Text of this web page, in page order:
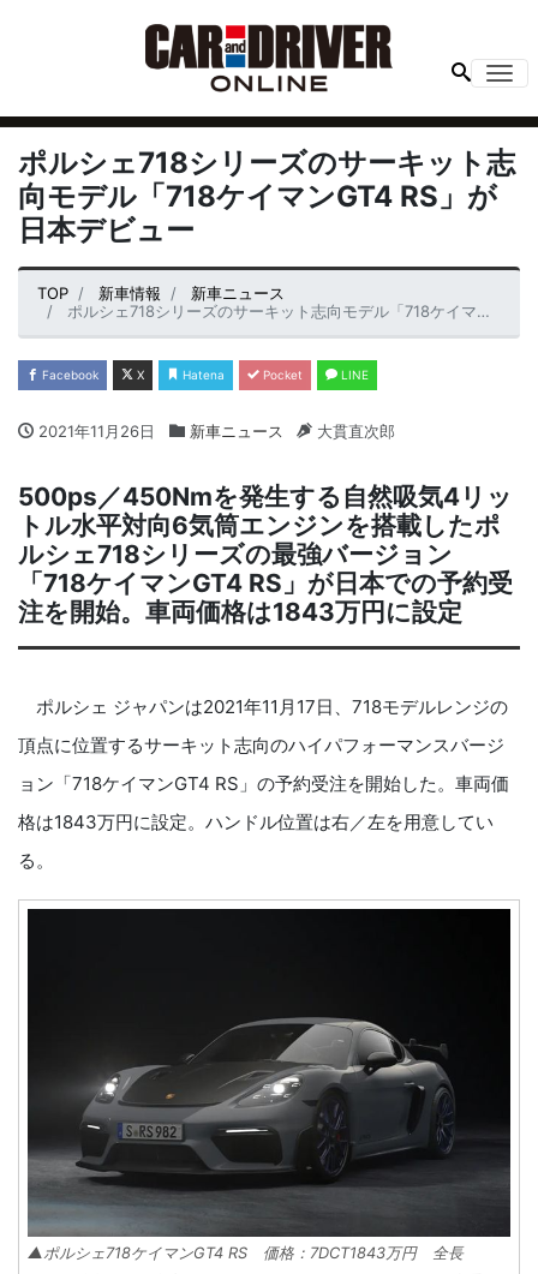
ポルシェ718シリーズのサーキット志
向モデル「718ケイマンGT4 RS」が
日本デビュー
TOP 新車情報
新車ニュース
ポルシェ718シリーズのサーキット志向モデル「718ケイマンGT4 RS」が日本デビュー
Facebook X Hatena Pocket LINE
2021年11月26日 新車ニュース 大貫直次郎
500ps／450Nmを発生する自然吸気4リッ
トル水平対向6気筒エンジンを搭載したポ
ルシェ718シリーズの最強バージョン
「718ケイマンGT4 RS」が日本での予約受
注を開始。車両価格は1843万円に設定
ポルシェ ジャパンは2021年11月17日、718モデルレンジの
頂点に位置するサーキット志向のハイパフォーマンスバージ
ョン「718ケイマンGT4 RS」の予約受注を開始した。車両価
格は1843万円に設定。ハンドル位置は右／左を用意してい
る。
▲ポルシェ718ケイマンGT4 RS 価格：7DCT1843万円 全長